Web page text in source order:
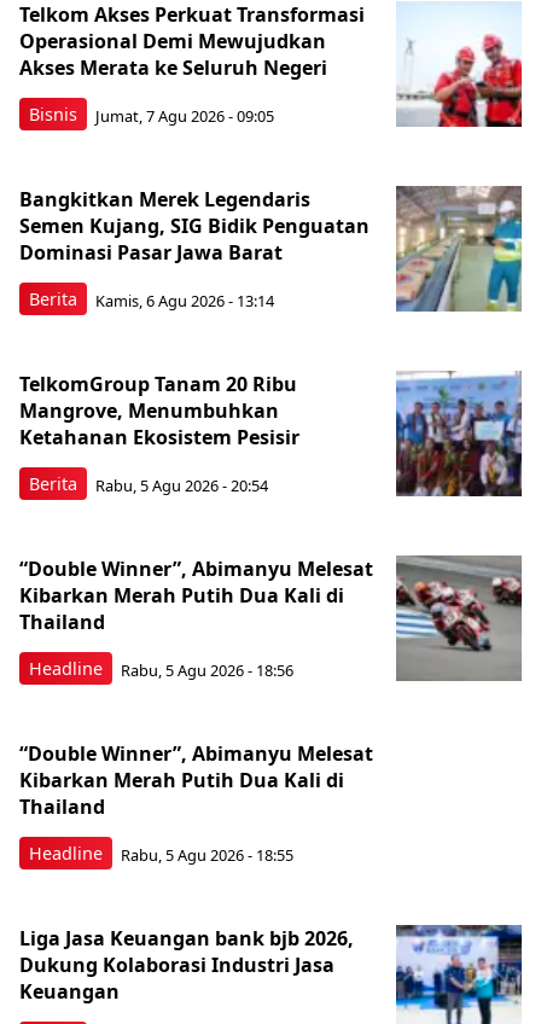
Bisnis
Telkom Akses Perkuat Transformasi
Operasional Demi Mewujudkan
Akses Merata ke Seluruh Negeri
Jumat, 7 Agu 2026 - 09:05
Berita
Bangkitkan Merek Legendaris
Semen Kujang, SIG Bidik Penguatan
Dominasi Pasar Jawa Barat
Kamis, 6 Agu 2026 - 13:14
Berita
TelkomGroup Tanam 20 Ribu
Mangrove, Menumbuhkan
Ketahanan Ekosistem Pesisir
Rabu, 5 Agu 2026 - 20:54
Headline
“Double Winner”, Abimanyu Melesat
Kibarkan Merah Putih Dua Kali di
Thailand
Rabu, 5 Agu 2026 - 18:56
Headline
“Double Winner”, Abimanyu Melesat
Kibarkan Merah Putih Dua Kali di
Thailand
Rabu, 5 Agu 2026 - 18:55
Liga Jasa Keuangan bank bjb 2026,
Dukung Kolaborasi Industri Jasa
Keuangan